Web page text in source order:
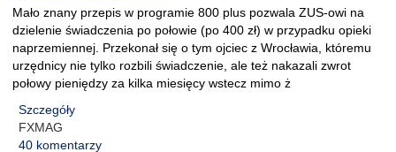
Mało znany przepis w programie 800 plus pozwala ZUS-owi na
dzielenie świadczenia po połowie (po 400 zł) w przypadku opieki
naprzemiennej. Przekonał się o tym ojciec z Wrocławia, któremu
urzędnicy nie tylko rozbili świadczenie, ale też nakazali zwrot
połowy pieniędzy za kilka miesięcy wstecz mimo ż
Szczegóły
FXMAG
40 komentarzy